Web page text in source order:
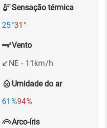
Sensação térmica
25°31°
Umidade do ar
61%94%
Vento
NE - 11km/h
Arco-íris